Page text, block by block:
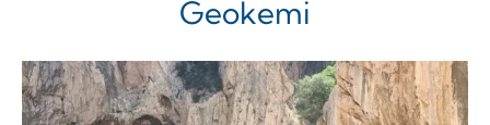
Geokemi